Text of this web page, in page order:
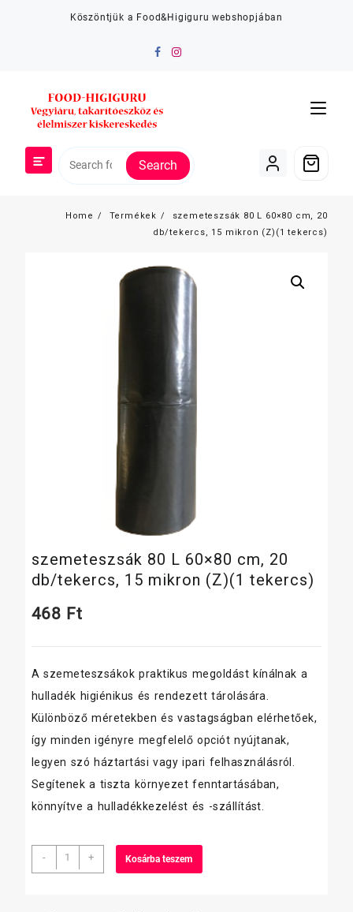
Köszöntjük a Food&Higiguru webshopjában
Search
Home Termékek
szemeteszsák 80 L 60×80 cm, 20
db/tekercs, 15 mikron (Z)(1 tekercs)
szemeteszsák 80 L 60×80 cm, 20
db/tekercs, 15 mikron (Z)(1 tekercs)
468 Ft
A szemeteszsákok praktikus megoldást kínálnak a
hulladék higiénikus és rendezett tárolására.
Különböző méretekben és vastagságban elérhetőek,
így minden igényre megfelelő opciót nyújtanak,
legyen szó háztartási vagy ipari felhasználásról.
Segítenek a tiszta környezet fenntartásában,
könnyítve a hulladékkezelést és -szállítást.
-
szemeteszsák
80
+ Kosárba teszem